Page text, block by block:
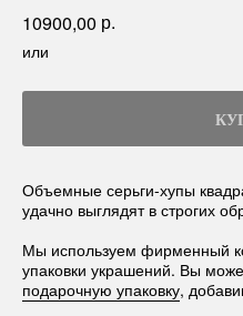
10900,00 р.
или
Объемные серьги-хупы
удачно выглядят в строгих
Мы используем фирменный
упаковки украшений. Вы
подарочную упаковку,